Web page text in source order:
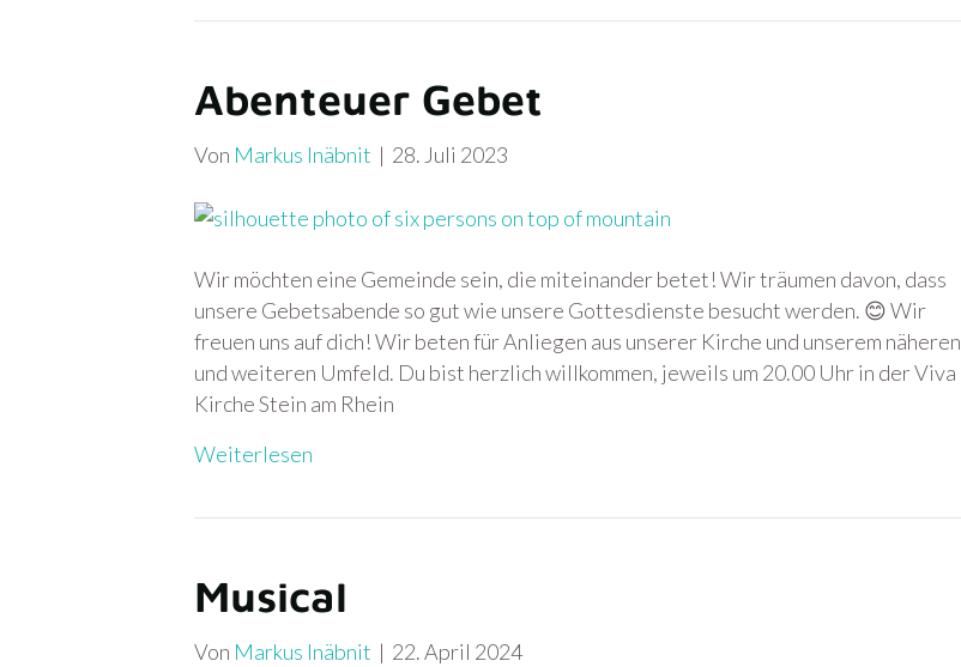
Abenteuer Gebet
Von Markus Inäbnit | 28. Juli 2023
Wir möchten eine Gemeinde sein, die miteinander betet! Wir träumen davon, dass
unsere Gebetsabende so gut wie unsere Gottesdienste besucht werden. 😊 Wir
freuen uns auf dich! Wir beten für Anliegen aus unserer Kirche und unserem näheren
und weiteren Umfeld. Du bist herzlich willkommen, jeweils um 20.00 Uhr in der Viva
Kirche Stein am Rhein
Weiterlesen
Musical
Von Markus Inäbnit | 22. April 2024